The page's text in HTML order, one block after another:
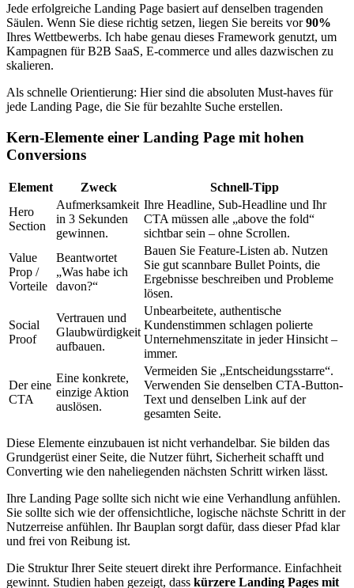
Jede erfolgreiche Landing Page basiert auf denselben tragenden
Säulen. Wenn Sie diese richtig setzen, liegen Sie bereits vor90%
Ihres Wettbewerbs. Ich habe genau dieses Framework genutzt, um
Kampagnen für B2B SaaS, E-commerce und alles dazwischen zu
skalieren.
Als schnelle Orientierung: Hier sind die absoluten Must-haves für
jede Landing Page, die Sie für bezahlte Suche erstellen.
Kern-Elemente einer Landing Page mit hohen
Conversions
Element Zweck
Schnell-Tipp
Hero
Section
Aufmerksamkeit
in 3 Sekunden
gewinnen.
Ihre Headline, Sub-Headline und Ihr
CTA müssen alle „above the fold“
sichtbar sein – ohne Scrollen.
Value
Prop /
Vorteile
Beantwortet
„Was habe ich
davon?“
Bauen Sie Feature-Listen ab. Nutzen
Sie gut scannbare Bullet Points, die
Ergebnisse beschreiben und Probleme
lösen.
Social
Proof
Vertrauen und
Glaubwürdigkeit
aufbauen.
Unbearbeitete, authentische
Kundenstimmen schlagen polierte
Unternehmenszitate in jeder Hinsicht –
immer.
Der eine
CTA
Eine konkrete,
einzige Aktion
auslösen.
Vermeiden Sie „Entscheidungsstarre“.
Verwenden Sie denselben CTA-Button-
Text und denselben Link auf der
gesamten Seite.
Diese Elemente einzubauen ist nicht verhandelbar. Sie bilden das
Grundgerüst einer Seite, die Nutzer führt, Sicherheit schafft und
Converting wie den naheliegenden nächsten Schritt wirken lässt.
Ihre Landing Page sollte sich nicht wie eine Verhandlung anfühlen.
Sie sollte sich wie der offensichtliche, logische nächste Schritt in der
Nutzerreise anfühlen. Ihr Bauplan sorgt dafür, dass dieser Pfad klar
und frei von Reibung ist.
Die Struktur Ihrer Seite steuert direkt ihre Performance. Einfachheit
gewinnt. Studien haben gezeigt, dass kürzere Landing Pages mit